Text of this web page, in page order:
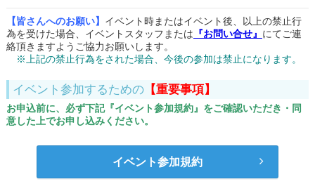
【皆さんへのお願い】 イベント時またはイベント後、以上の禁止行
為を受けた場合、イベントスタッフまたは 『お問い合せ』 にてご連
絡頂きますようご協力お願いします。
※上記の禁止行為をされた場合、今後の参加は禁止になります。
イベント参加するための【重要事項】
お申込前に、必ず下記『イベント参加規約』をご確認いただき・同
意した上でお申し込みください。
イベント参加規約